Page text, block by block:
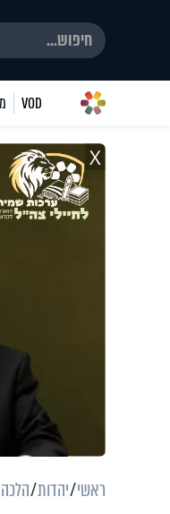
VOD
X
ראשי יהדות